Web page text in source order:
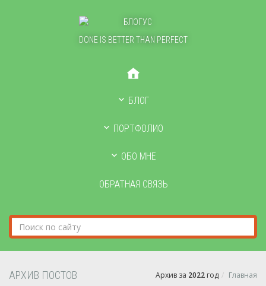
DONE IS BETTER THAN PERFECT
БЛОГ
ПОРТФОЛИО
ОБО МНЕ
ОБРАТНАЯ СВЯЗЬ
АРХИВ ПОСТОВ Архив за 2022 год Главная